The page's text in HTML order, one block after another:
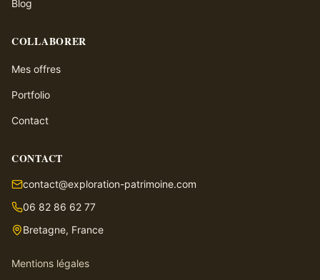
Blog
COLLABORER
Mes offres
Portfolio
Contact
CONTACT
contact@exploration-patrimoine.com
06 82 86 62 77
Bretagne, France
Mentions légales